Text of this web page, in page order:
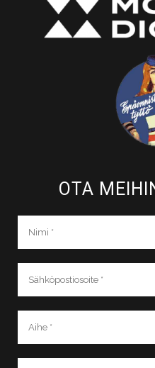
OTA